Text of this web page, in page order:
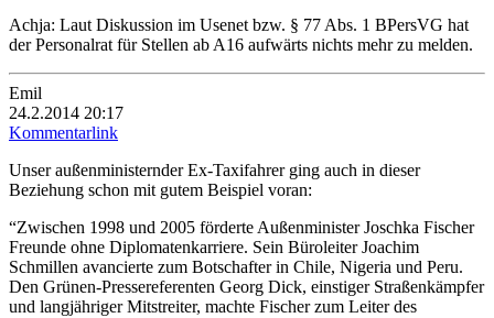
Achja: Laut Diskussion im Usenet bzw. § 77 Abs. 1 BPersVG hat
der Personalrat für Stellen ab A16 aufwärts nichts mehr zu melden.
Emil
24.2.2014 20:17
Kommentarlink
Unser außenministernder Ex-Taxifahrer ging auch in dieser
Beziehung schon mit gutem Beispiel voran:
“Zwischen 1998 und 2005 förderte Außenminister Joschka Fischer
Freunde ohne Diplomatenkarriere. Sein Büroleiter Joachim
Schmillen avancierte zum Botschafter in Chile, Nigeria und Peru.
Den Grünen-Pressereferenten Georg Dick, einstiger Straßenkämpfer
und langjähriger Mitstreiter, machte Fischer zum Leiter des